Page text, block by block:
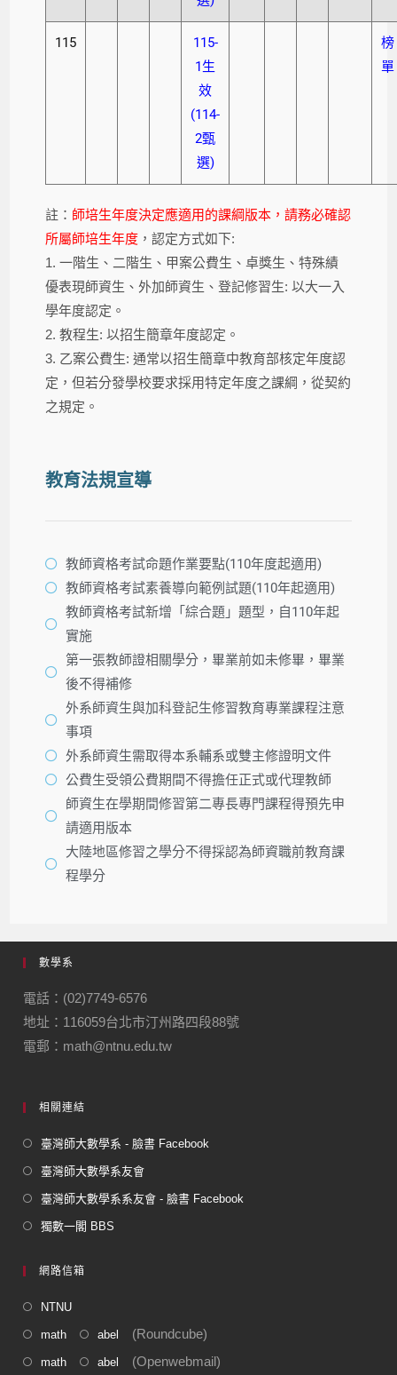
115
115-
1生
效
(114-
2甄
選)
榜
單
註： 師培生年度決定應適用的課綱版本，請務必確認
所屬師培生年度 ，認定方式如下:
1. 一階生、二階生、甲案公費生、卓獎生、特殊績
優表現師資生、外加師資生、登記修習生: 以大一入
學年度認定。
2. 教程生: 以招生簡章年度認定。
3. 乙案公費生: 通常以招生簡章中教育部核定年度認
定，但若分發學校要求採用特定年度之課綱，從契約
之規定。
教育法規宣導
教師資格考試命題作業要點(110年度起適用)
教師資格考試素養導向範例試題(110年起適用)
教師資格考試新增「綜合題」題型，自110年起
實施
第一張教師證相關學分，畢業前如未修畢，畢業
後不得補修
外系師資生與加科登記生修習教育專業課程注意
事項
外系師資生需取得本系輔系或雙主修證明文件
公費生受領公費期間不得擔任正式或代理教師
師資生在學期間修習第二專長專門課程得預先申
請適用版本
大陸地區修習之學分不得採認為師資職前教育課
程學分
數學系
電話：(02)7749-6576
地址：116059台北市汀州路四段88號
電郵：math@ntnu.edu.tw
相關連結
臺灣師大數學系 - 臉書 Facebook
臺灣師大數學系友會
臺灣師大數學系系友會 - 臉書 Facebook
獨數一閣 BBS
網路信箱
NTNU
math abel (Roundcube)
math abel (Openwebmail)